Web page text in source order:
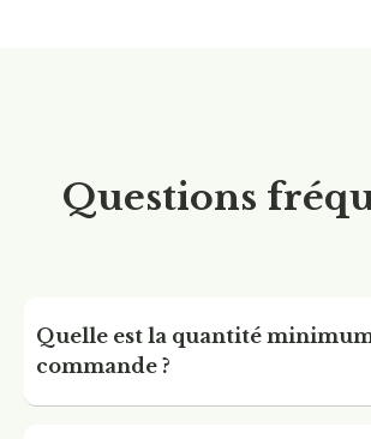
Questions
Quelle est la quantité
commande ?